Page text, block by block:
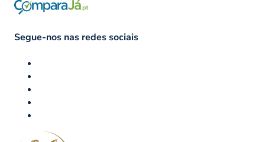
Segue-nos nas redes sociais